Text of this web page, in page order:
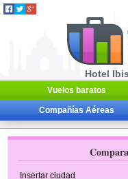
Hotel
Vuelos baratos
Compañías Aéreas
Insertar ciudad